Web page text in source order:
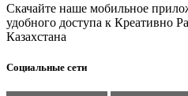
Скачайте наше мобильное
удобного доступа к Креативно
Казахстана
Социальные сети